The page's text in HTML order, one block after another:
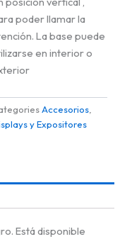
poder llamar la
La base puede
en interior o
Accesorios,
y Expositores
Está disponible